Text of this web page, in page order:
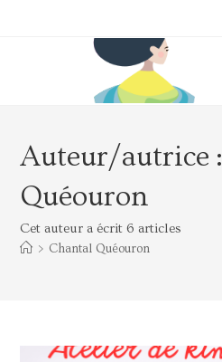
Auteur/autrice :
Quéouron
Cet auteur a écrit 6 articles
> Chantal Quéouron